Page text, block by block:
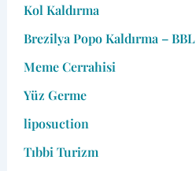
Kol Kaldırma
Brezilya Popo Kaldırma – BBL
Meme Cerrahisi
Yüz Germe
liposuction
Tıbbi Turizm